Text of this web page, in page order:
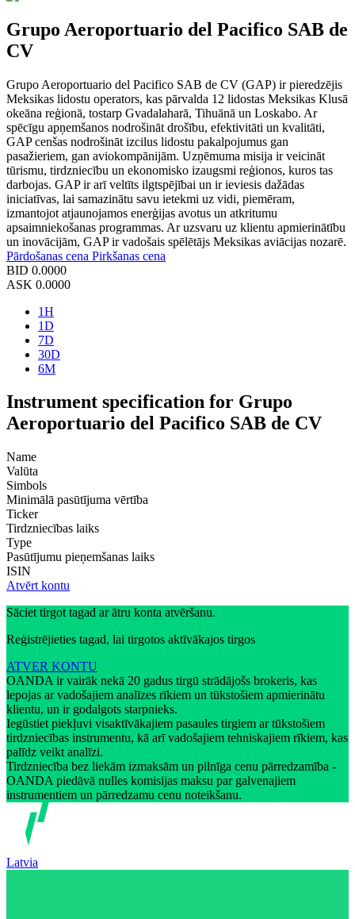
Grupo Aeroportuario del Pacifico SAB de
CV
Grupo Aeroportuario del Pacifico SAB de CV (GAP) ir pieredzējis
Meksikas lidostu operators, kas pārvalda 12 lidostas Meksikas Klusā
okeāna reģionā, tostarp Gvadalaharā, Tihuānā un Loskabo. Ar
spēcīgu apņemšanos nodrošināt drošību, efektivitāti un kvalitāti,
GAP cenšas nodrošināt izcilus lidostu pakalpojumus gan
pasažieriem, gan aviokompānijām. Uzņēmuma misija ir veicināt
tūrismu, tirdzniecību un ekonomisko izaugsmi reģionos, kuros tas
darbojas. GAP ir arī veltīts ilgtspējībai un ir ieviesis dažādas
iniciatīvas, lai samazinātu savu ietekmi uz vidi, piemēram,
izmantojot atjaunojamos enerģijas avotus un atkritumu
apsaimniekošanas programmas. Ar uzsvaru uz klientu apmierinātību
un inovācijām, GAP ir vadošais spēlētājs Meksikas aviācijas nozarē.
Pārdošanas cena Pirkšanas cena
BID 0.0000
ASK 0.0000
1H
1D
7D
30D
6M
Instrument specification for Grupo
Aeroportuario del Pacifico SAB de CV
Name
Valūta
Simbols
Minimālā pasūtījuma vērtība
Ticker
Tirdzniecības laiks
Type
Pasūtījumu pieņemšanas laiks
ISIN
Atvērt kontu
Sāciet tirgot tagad ar ātru konta atvēršanu.
Reģistrējieties tagad, lai tirgotos aktīvākajos tirgos
ATVER KONTU
OANDA ir vairāk nekā 20 gadus tirgū strādājošs brokeris, kas
lepojas ar vadošajiem analīzes rīkiem un tūkstošiem apmierinātu
klientu, un ir godalgots starpnieks.
Iegūstiet piekļuvi visaktīvākajiem pasaules tirgiem ar tūkstošiem
tirdzniecības instrumentu, kā arī vadošajiem tehniskajiem rīkiem, kas
palīdz veikt analīzi.
Tirdzniecība bez liekām izmaksām un pilnīga cenu pārredzamība -
OANDA piedāvā nulles komisijas maksu par galvenajiem
instrumentiem un pārredzamu cenu noteikšanu.
Latvia